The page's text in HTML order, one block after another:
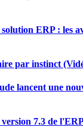
ERP : les
par instinct
lancent une
7.3 de